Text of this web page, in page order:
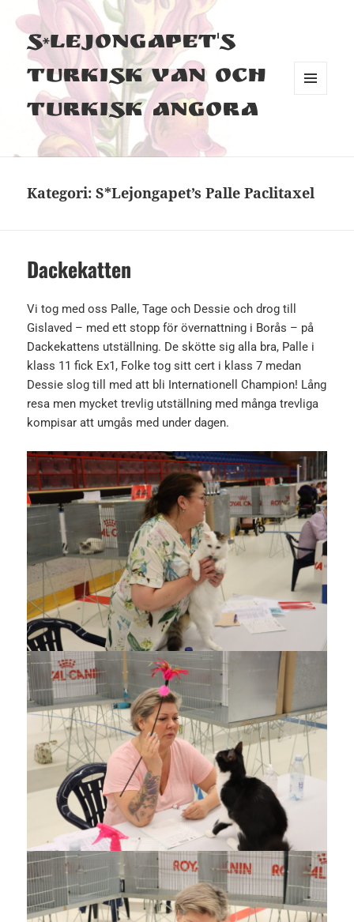
S*Lejongapet's
Turkisk Van och
Turkisk Angora
Kategori:S*Lejongapet’s Palle Paclitaxel
Dackekatten
Vi tog med oss Palle, Tage och Dessie och drog till
Gislaved – med ett stopp för övernattning i Borås – på
Dackekattens utställning. De skötte sig alla bra, Palle i
klass 11 fick Ex1, Folke tog sitt cert i klass 7 medan
Dessie slog till med att bli Internationell Champion! Lång
resa men mycket trevlig utställning med många trevliga
kompisar att umgås med under dagen.